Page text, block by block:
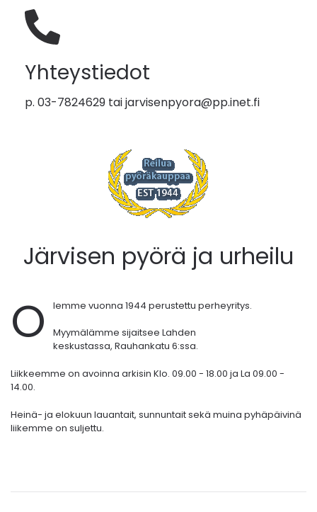
Yhteystiedot
p. 03-7824629 taijarvisenpyora@pp.inet.fi
Järvisen pyörä ja urheilu
O
lemme vuonna 1944 perustettu perheyritys.
Myymälämme sijaitsee Lahden
keskustassa, Rauhankatu 6:ssa.
Liikkeemme on avoinna arkisin Klo. 09.00 - 18.00 ja La 09.00 -
14.00.
Heinä- ja elokuun lauantait, sunnuntait sekä muina pyhäpäivinä
liikemme on suljettu.